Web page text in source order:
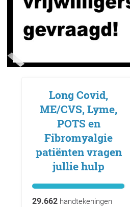
Long Covid,
ME/CVS, Lyme,
POTS en
Fibromyalgie
patiënten vragen
jullie hulp
29.662handtekeningen